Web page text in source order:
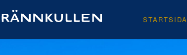
STARTSIDA